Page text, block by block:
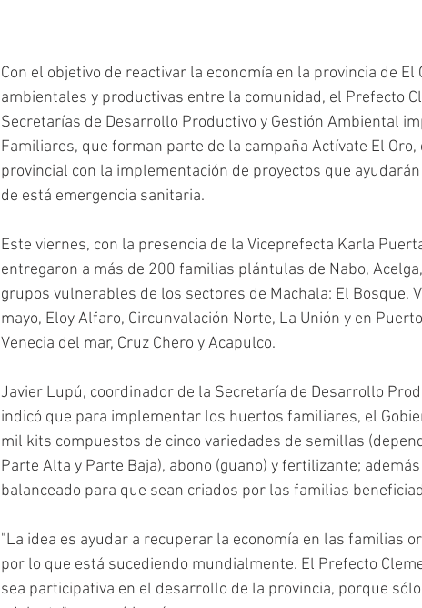
Con el objetivo de reactivar la economía en la provincia de
ambientales y productivas entre la comunidad, el Prefecto
Secretarías de Desarrollo Productivo y Gestión Ambiental
Familiares, que forman parte de la campaña Actívate El
provincial con la implementación de proyectos que
de está emergencia sanitaria.
Este viernes, con la presencia de la Viceprefecta Karla
entregaron a más de 200 familias plántulas de Nabo,
grupos vulnerables de los sectores de Machala: El Bosque,
mayo, Eloy Alfaro, Circunvalación Norte, La Unión y en
Venecia del mar, Cruz Chero y Acapulco.
Javier Lupú, coordinador de la Secretaría de Desarrollo
indicó que para implementar los huertos familiares, el
mil kits compuestos de cinco variedades de semillas
Parte Alta y Parte Baja), abono (guano) y fertilizante;
balanceado para que sean criados por las familias
"La idea es ayudar a recuperar la economía en las familias
por lo que está sucediendo mundialmente. El Prefecto
sea participativa en el desarrollo de la provincia, porque